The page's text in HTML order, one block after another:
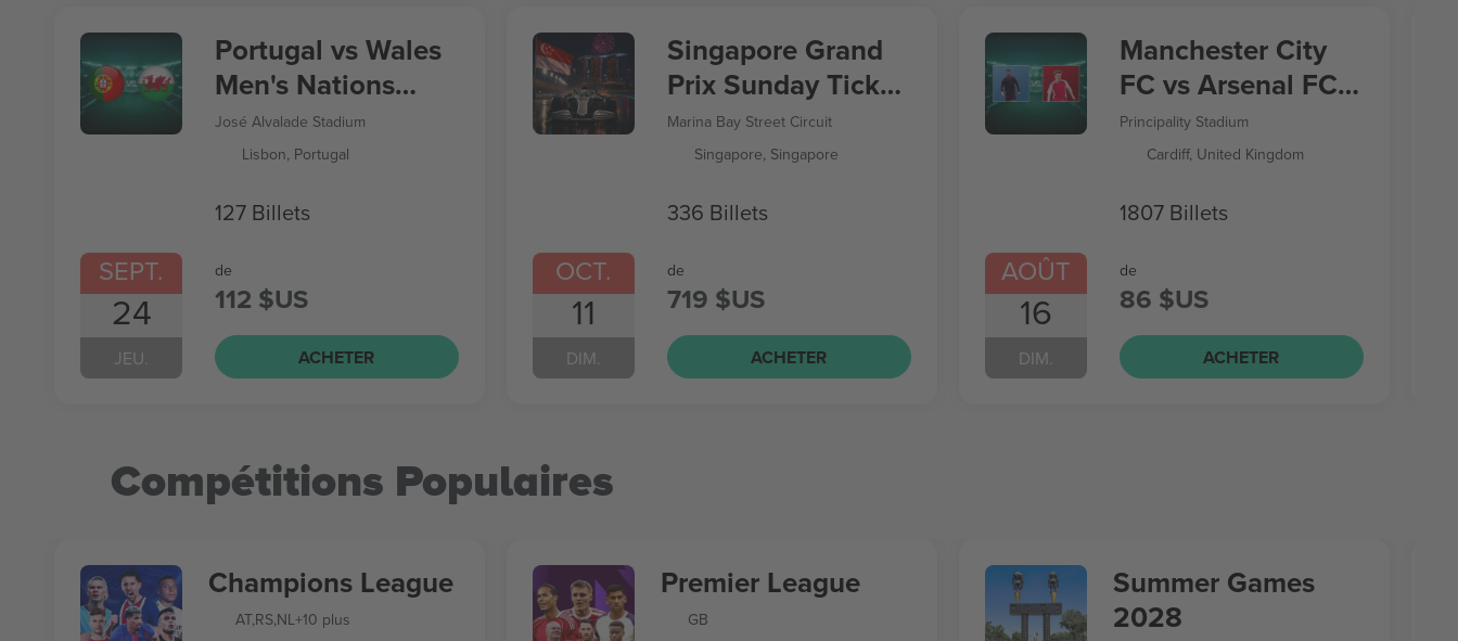
SEPT.
24
JEU.
Portugal vs Wales
Men's Nations
League
José Alvalade Stadium
Lisbon, Portugal
127 Billets
de
112 $US
ACHETER
OCT.
11
DIM.
Singapore Grand
Prix Sunday Ticket
Formula 1
Marina Bay Street Circuit
Singapore, Singapore
336 Billets
de
719 $US
ACHETER
AOÛT
16
DIM.
Manchester City
FC vs Arsenal FC
FA Community
Shield 2026
Principality Stadium
Cardiff, United Kingdom
1807 Billets
de
86 $US
ACHETER
Compétitions Populaires
Champions League
AT,RS,NL+10 plus
Premier League
GB
Summer Games
2028